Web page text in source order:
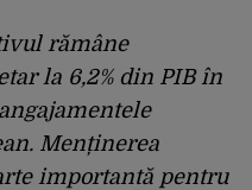
rămâne
la 6,2% din PIB în
Menținerea
importantă pentru